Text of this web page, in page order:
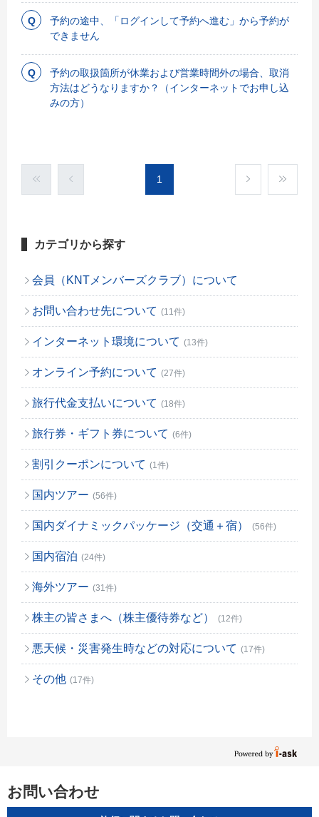
予約の途中、「ログインして予約へ進む」から予約が
できません
予約の取扱箇所が休業および営業時間外の場合、取消
方法はどうなりますか？（インターネットでお申し込
みの方）
1
カテゴリから探す
会員（KNTメンバーズクラブ）について
お問い合わせ先について (11件)
インターネット環境について (13件)
オンライン予約について (27件)
旅行代金支払いについて (18件)
旅行券・ギフト券について (6件)
割引クーポンについて (1件)
国内ツアー (56件)
国内ダイナミックパッケージ（交通＋宿） (56件)
国内宿泊 (24件)
海外ツアー (31件)
株主の皆さまへ（株主優待券など） (12件)
悪天候・災害発生時などの対応について (17件)
その他 (17件)
お問い合わせ